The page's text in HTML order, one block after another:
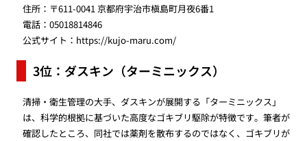
住所：〒611-0041 京都府宇治市槇島町月夜6番1
電話：05018814846
公式サイト： https://kujo-maru.com/
3位：ダスキン（ターミニックス）
清掃・衛生管理の大手、ダスキンが展開する「ターミニックス」
は、科学的根拠に基づいた高度なゴキブリ駆除が特徴です。筆者が
確認したところ、同社では薬剤を散布するのではなく、ゴキブリが